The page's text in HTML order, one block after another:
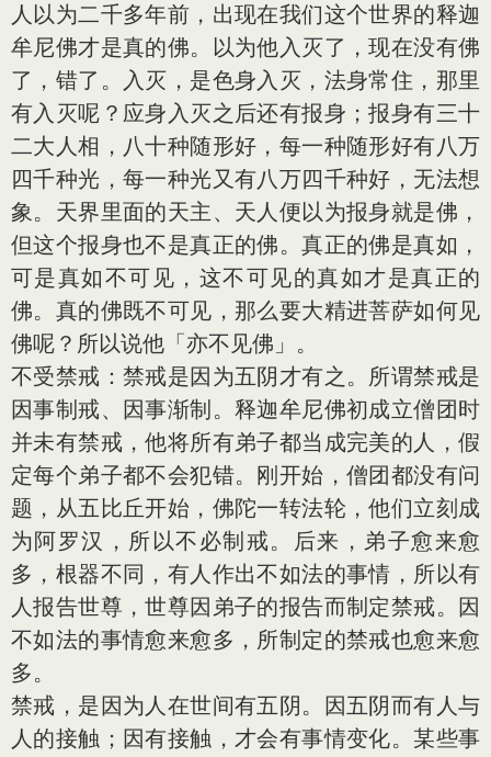
人以为二千多年前，出现在我们这个世界的释迦
牟尼佛才是真的佛。以为他入灭了，现在没有佛
了，错了。入灭，是色身入灭，法身常住，那里
有入灭呢？应身入灭之后还有报身；报身有三十
二大人相，八十种随形好，每一种随形好有八万
四千种光，每一种光又有八万四千种好，无法想
象。天界里面的天主、天人便以为报身就是佛，
但这个报身也不是真正的佛。真正的佛是真如，
可是真如不可见，这不可见的真如才是真正的
佛。真的佛既不可见，那么要大精进菩萨如何见
佛呢？所以说他「亦不见佛」。
不受禁戒：禁戒是因为五阴才有之。所谓禁戒是
因事制戒、因事渐制。释迦牟尼佛初成立僧团时
并未有禁戒，他将所有弟子都当成完美的人，假
定每个弟子都不会犯错。刚开始，僧团都没有问
题，从五比丘开始，佛陀一转法轮，他们立刻成
为阿罗汉，所以不必制戒。后来，弟子愈来愈
多，根器不同，有人作出不如法的事情，所以有
人报告世尊，世尊因弟子的报告而制定禁戒。因
不如法的事情愈来愈多，所制定的禁戒也愈来愈
多。
禁戒，是因为人在世间有五阴。因五阴而有人与
人的接触；因有接触，才会有事情变化。某些事